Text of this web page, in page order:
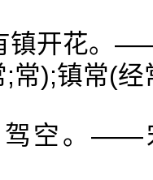
镇开花。
常);镇常(
空。——